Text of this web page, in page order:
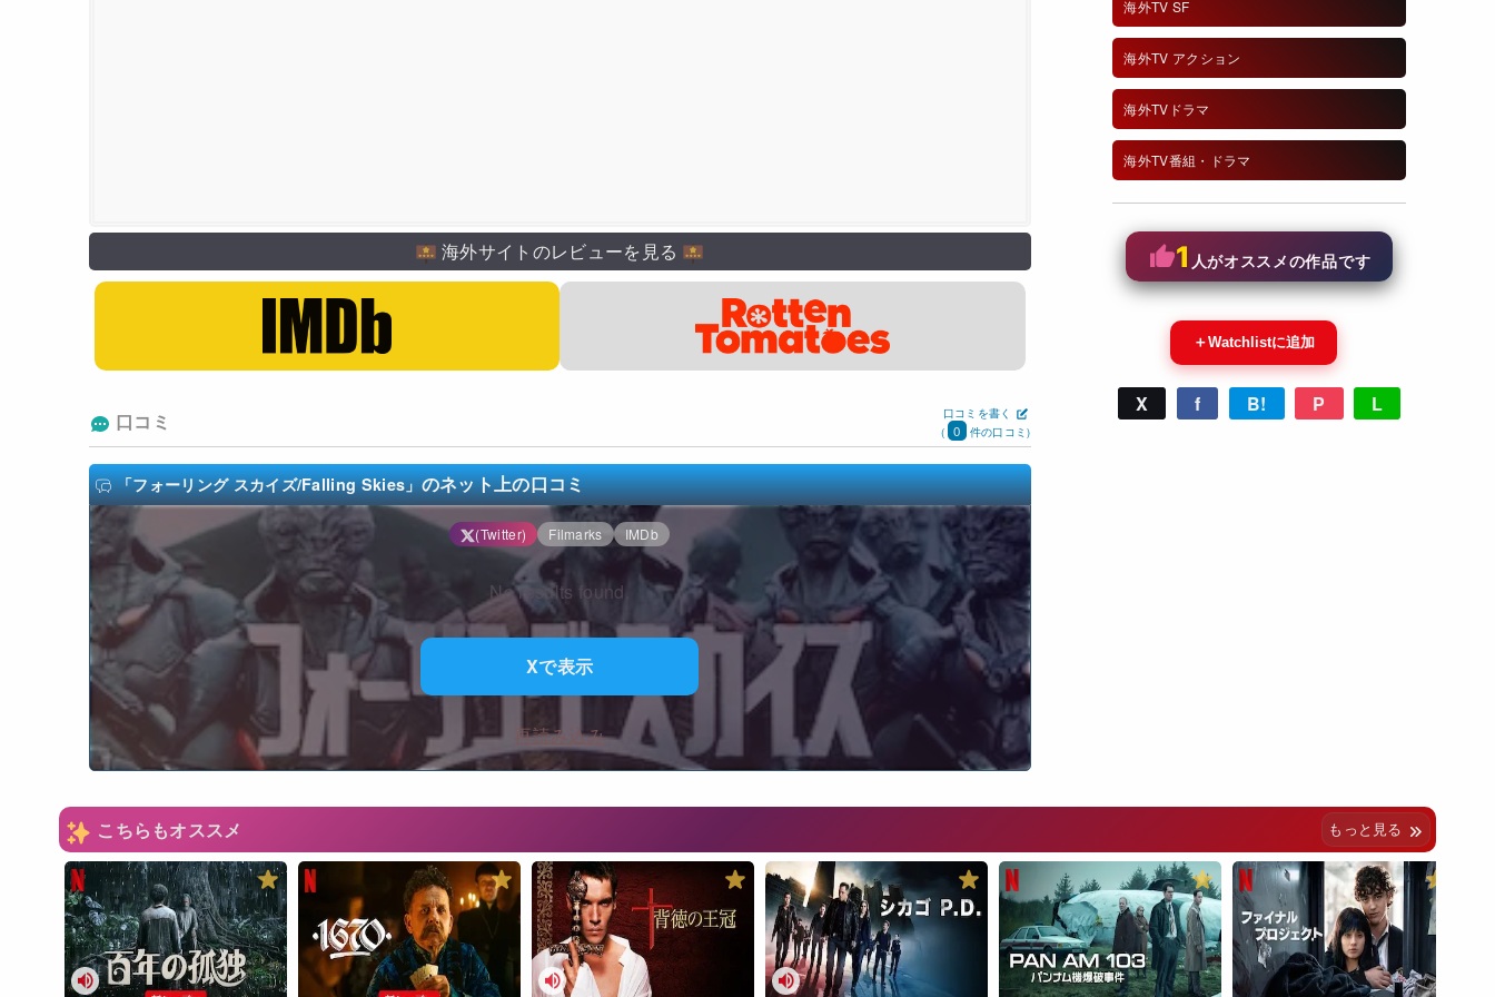
海外サイトのレビューを見る
口コミ
口コミを書く
(
0 件の口コミ)
「フォーリング スカイズ/Falling Skies」のネット上の口コミ
(Twitter) Filmarks IMDb
No results found.
Xで表示
再読み込み
海外TV SF
海外TV アクション
海外TVドラマ
海外TV番組・ドラマ
1 人がオススメの作品です
＋Watchlistに追加
X f B! P L
こちらもオススメ もっと見る